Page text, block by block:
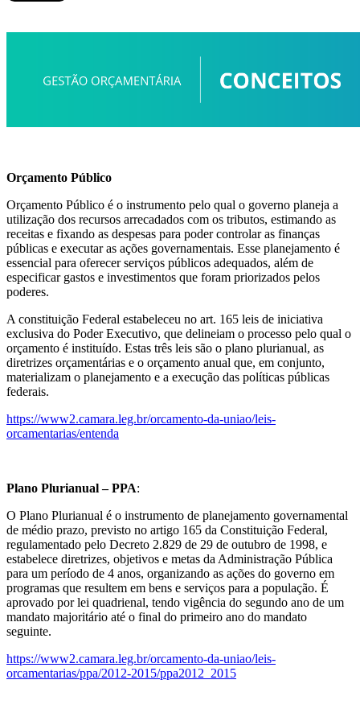
Orçamento Público
Orçamento Público é o instrumento pelo qual o governo planeja a
utilização dos recursos arrecadados com os tributos, estimando as
receitas e fixando as despesas para poder controlar as finanças
públicas e executar as ações governamentais. Esse planejamento é
essencial para oferecer serviços públicos adequados, além de
especificar gastos e investimentos que foram priorizados pelos
poderes.
A constituição Federal estabeleceu no art. 165 leis de iniciativa
exclusiva do Poder Executivo, que delineiam o processo pelo qual o
orçamento é instituído. Estas três leis são o plano plurianual, as
diretrizes orçamentárias e o orçamento anual que, em conjunto,
materializam o planejamento e a execução das políticas públicas
federais.
https://www2.camara.leg.br/orcamento-da-uniao/leis-
orcamentarias/entenda
Plano Plurianual – PPA:
O Plano Plurianual é o instrumento de planejamento governamental
de médio prazo, previsto no artigo 165 da Constituição Federal,
regulamentado pelo Decreto 2.829 de 29 de outubro de 1998, e
estabelece diretrizes, objetivos e metas da Administração Pública
para um período de 4 anos, organizando as ações do governo em
programas que resultem em bens e serviços para a população. É
aprovado por lei quadrienal, tendo vigência do segundo ano de um
mandato majoritário até o final do primeiro ano do mandato
seguinte.
https://www2.camara.leg.br/orcamento-da-uniao/leis-
orcamentarias/ppa/2012-2015/ppa2012_2015